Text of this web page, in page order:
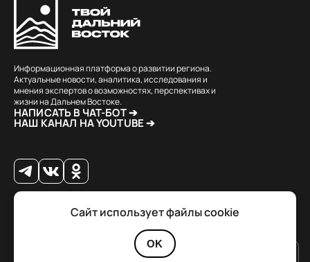
Информационная платформа о развитии региона.
Актуальные новости, аналитика, исследования и
мнения экспертов о возможностях, перспективах и
жизни на Дальнем Востоке.
НАПИСАТЬ В ЧАТ-БОТ ➔
НАШ КАНАЛ НА YOUTUBE ➔
© 2026 Твой Дальный Восток.
. РазработкаLoimi.
Политика конфиденциальности
Сайт использует файлы cookie
OK